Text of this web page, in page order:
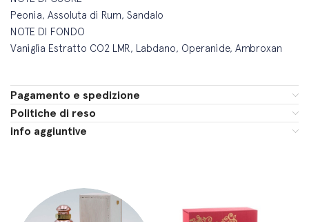
Peonia, Assoluta di Rum, Sandalo
NOTE DI FONDO
Vaniglia Estratto CO2 LMR, Labdano, Operanide, Ambroxan
Pagamento e spedizione
Politiche di reso
info aggiuntive